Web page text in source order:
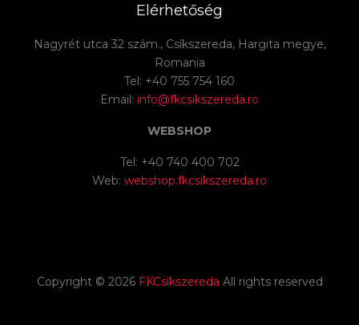
Elérhetőség
Nagyrét utca 32 szám., Csíkszereda, Hargita megye,
Romania
Tel: +40 755 754 160
Email: info@fkcsikszereda.ro
WEBSHOP
Tel: +40 740 400 702
Web: webshop.fkcsikszereda.ro
Copyright © 2026 FKCsíkszereda All rights reserved